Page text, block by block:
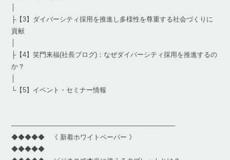
├【3】ダイバーシティ採用を推進し多様性を尊重する社会づくりに
貢献
├【4】笑門来福(社長ブログ)：なぜダイバーシティ採用を推進するの
か？
└【5】イベント・セミナー情報
————————————————————————–
◆◆◆◆◆ 《 新着ホワイトペーパー 》
◆◆◆◆◆